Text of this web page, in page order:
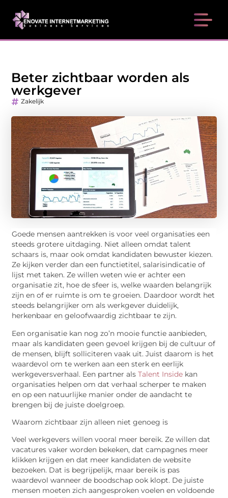
Beter zichtbaar worden als
werkgever
Zakelijk
Goede mensen aantrekken is voor veel organisaties een
steeds grotere uitdaging. Niet alleen omdat talent
schaars is, maar ook omdat kandidaten bewuster kiezen.
Ze kijken verder dan een functietitel, salarisindicatie of
lijst met taken. Ze willen weten wie er achter een
organisatie zit, hoe de sfeer is, welke waarden belangrijk
zijn en of er ruimte is om te groeien. Daardoor wordt het
steeds belangrijker om als werkgever duidelijk,
herkenbaar en geloofwaardig zichtbaar te zijn.
Een organisatie kan nog zo’n mooie functie aanbieden,
maar als kandidaten geen gevoel krijgen bij de cultuur of
de mensen, blijft solliciteren vaak uit. Juist daarom is het
waardevol om te werken aan een sterk en eerlijk
werkgeversverhaal. Een partner alsTalent Inside kan
organisaties helpen om dat verhaal scherper te maken
en op een natuurlijke manier onder de aandacht te
brengen bij de juiste doelgroep.
Waarom zichtbaar zijn alleen niet genoeg is
Veel werkgevers willen vooral meer bereik. Ze willen dat
vacatures vaker worden bekeken, dat campagnes meer
klikken krijgen en dat meer kandidaten de website
bezoeken. Dat is begrijpelijk, maar bereik is pas
waardevol wanneer de boodschap ook klopt. De juiste
mensen moeten zich aangesproken voelen en voldoende